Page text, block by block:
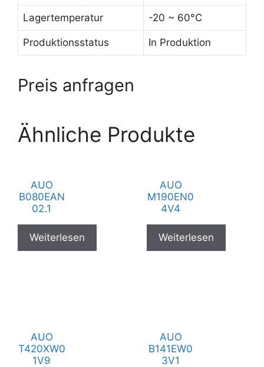
Lagertemperatur -20 ~ 60°C
Produktionsstatus In Produktion
Preis anfragen
Ähnliche Produkte
AUO
B080EAN
02.1
Weiterlesen
AUO
M190EN0
4V4
Weiterlesen
AUO
T420XW0
1V9
AUO
B141EW0
3V1